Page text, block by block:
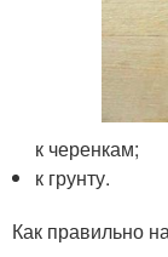
к черенкам;
к грунту.
Как правильно